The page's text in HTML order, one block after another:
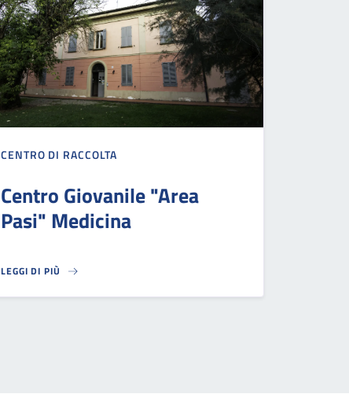
CENTRO DI RACCOLTA
Centro Giovanile "Area
Pasi" Medicina
LEGGI DI PIÙ
CENTRO GIOVANILE "AREA PASI" MEDICINA